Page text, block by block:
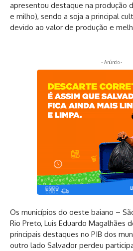
apresentou destaque na produção
e milho), sendo a soja a principal
devido ao valor de produção e
- Anúncio -
Os municípios do oeste baiano –
Rio Preto, Luis Eduardo Magalhães
principais destaques no PIB dos
outro lado Salvador perdeu